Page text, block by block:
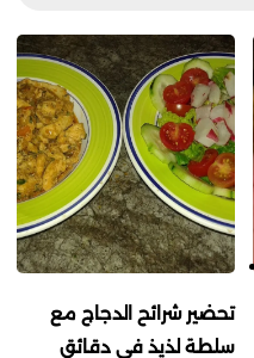
تحضير شرائح الدجاج مع
سلطة لذيذ في دقائق